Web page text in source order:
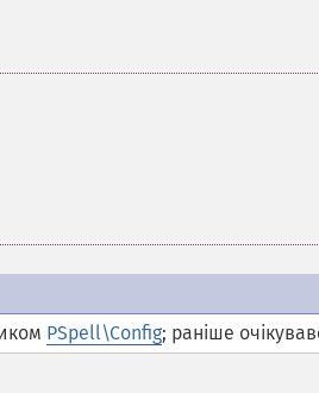
PSpell\Config; раніше